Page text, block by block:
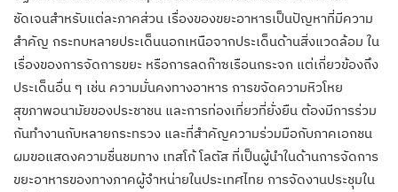
ชัดเจนสำหรับแต่ละภาคส่วน เรื่องของขยะอาหารเป็นปัญหาที่มีความ
สำคัญ กระทบหลายประเด็นนอกเหนือจากประเด็นด้านสิ่งแวดล้อม ใน
เรื่องของการจัดการขยะ หรือการลดก๊าซเรือนกระจก แต่เกี่ยวข้องถึง
ประเด็นอื่น ๆ เช่น ความมั่นคงทางอาหาร การขจัดความหิวโหย
สุขภาพอนามัยของประชาชน และการท่องเที่ยวที่ยั่งยืน ต้องมีการร่วม
กันทำงานกับหลายกระทรวง และที่สำคัญความร่วมมือกับภาคเอกชน
ผมขอแสดงความชื่นชมทาง เทสโก้ โลตัส ที่เป็นผู้นำในด้านการจัดการ
ขยะอาหารของทางภาคผู้จำหน่ายในประเทศไทย การจัดงานประชุมใน